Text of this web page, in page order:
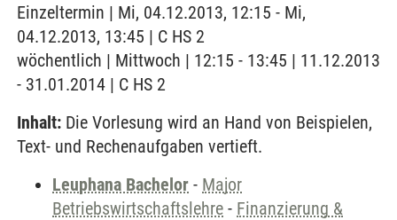
Einzeltermin | Mi, 04.12.2013, 12:15 - Mi,
04.12.2013, 13:45 | C HS 2
wöchentlich | Mittwoch | 12:15 - 13:45 | 11.12.2013
- 31.01.2014 | C HS 2
Inhalt: Die Vorlesung wird an Hand von Beispielen,
Text- und Rechenaufgaben vertieft.
Leuphana Bachelor - Major
Betriebswirtschaftslehre - Finanzierung &